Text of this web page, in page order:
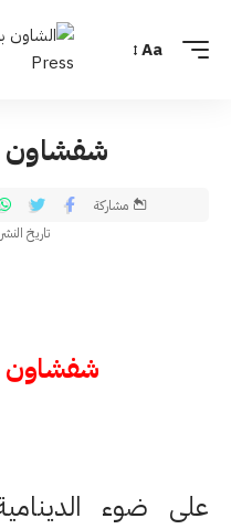
Aa
شفشاون
تاريخ النشر : 07/03/
مشاركة
شفشاون
على ضوء